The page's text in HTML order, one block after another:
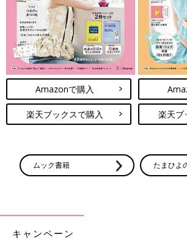
Amazonで購入
楽天ブックスで購入 楽天ブ
ムック書籍 たまひよ
キャンペーン